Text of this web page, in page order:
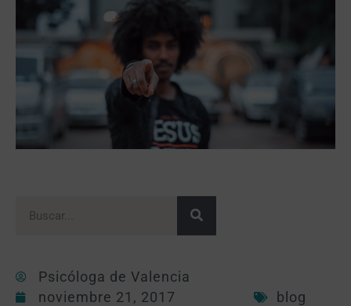
Psicóloga de Valencia
noviembre 21, 2017
blog